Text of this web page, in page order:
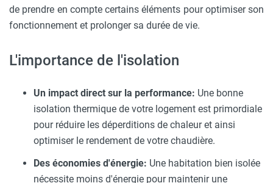
de prendre en compte certains éléments pour optimiser son
fonctionnement et prolonger sa durée de vie.
L'importance de l'isolation
Un impact direct sur la performance: Une bonne
isolation thermique de votre logement est primordiale
pour réduire les déperditions de chaleur et ainsi
optimiser le rendement de votre chaudière.
Des économies d'énergie: Une habitation bien isolée
nécessite moins d'énergie pour maintenir une